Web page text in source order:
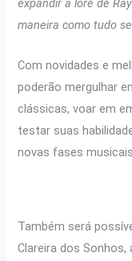
expandir a lore de
maneira como tudo
Com novidades e
poderão mergulhar
clássicas, voar em
testar suas
novas fases
Também será
Clareira dos